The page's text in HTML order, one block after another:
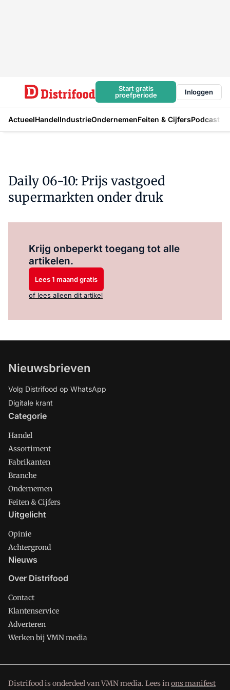
Start gratis
proefperiode
Inloggen
ActueelHandelIndustrieOndernemenFeiten & CijfersPodcast
Daily 06-10: Prijs vastgoed
supermarkten onder druk
Krijg onbeperkt toegang tot alle
artikelen.
Lees 1 maand gratis
of lees alleen dit artikel
Nieuwsbrieven
Volg Distrifood op WhatsApp
Digitale krant
Categorie
Handel
Assortiment
Fabrikanten
Branche
Ondernemen
Feiten & Cijfers
Uitgelicht
Opinie
Achtergrond
Nieuws
Over Distrifood
Contact
Klantenservice
Adverteren
Werken bij VMN media
Distrifood is onderdeel van VMN media. Lees inons manifest